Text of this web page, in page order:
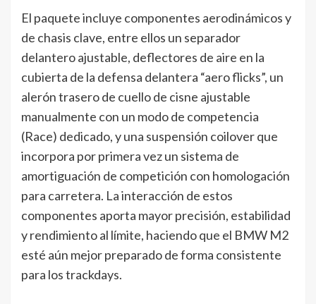
El paquete incluye componentes aerodinámicos y
de chasis clave, entre ellos un separador
delantero ajustable, deflectores de aire en la
cubierta de la defensa delantera “aero flicks”, un
alerón trasero de cuello de cisne ajustable
manualmente con un modo de competencia
(Race) dedicado, y una suspensión coilover que
incorpora por primera vez un sistema de
amortiguación de competición con homologación
para carretera. La interacción de estos
componentes aporta mayor precisión, estabilidad
y rendimiento al límite, haciendo que el BMW M2
esté aún mejor preparado de forma consistente
para los trackdays.